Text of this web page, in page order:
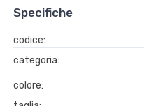
Specifiche
codice:
categoria:
colore: